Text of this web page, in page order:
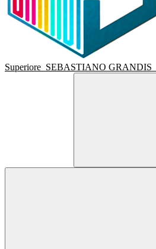
Superiore SEBASTIANO GRANDIS